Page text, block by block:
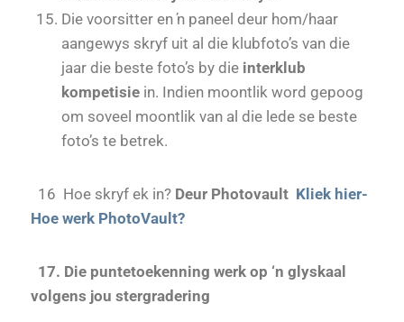
Die voorsitter en ŉ paneel deur hom/haar
aangewys skryf uit al die klubfoto’s van die
jaar die beste foto’s by die interklub
kompetisie in. Indien moontlik word gepoog
om soveel moontlik van al die lede se beste
foto’s te betrek.
16 Hoe skryf ek in? Deur Photovault Kliek hier-
Hoe werk PhotoVault?
17. Die puntetoekenning werk op ‘n glyskaal
volgens jou stergradering